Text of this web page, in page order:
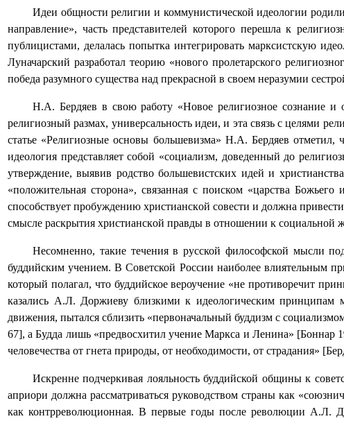
Идеи общности религии и коммунистической идеологии
направление», часть представителей которого перешла к
публицистами, делалась попытка интегрировать марксистскую
Луначарский разработал теорию «нового пролетарского
победа разумного существа над прекрасной в своем неразумии
Н.А. Бердяев в свою работу «Новое религиозное сознание и
религиозный размах, универсальность идеи, и эта связь с целями
статье «Религиозные основы большевизма» Н.А. Бердяев отметил,
идеология представляет собой «социализм, доведенный до
утверждение, выявив родство большевистских идей и
«пoлoжитeльная cтopoна», связанная с поиском «цapcтвa
cпocoбcтвyeт пpoбyждeнию xpиcтиaнcкoй coвecти и дoлжнa
cмыcлe paскpытия xpиcтиaнcкoй пpaвды в oтнoшeнии к coциaльнoй
Несомненно, такие течения в русской философской мысли
буддийским учением. В Советской России наиболее влиятельным
который полагал, что буддийское вероучение «не противоречит
казались А.Л. Доржиеву близкими к идеологическим принципам
движения, пытался сблизить «первоначальный буддизм с
67], а Будда лишь «предвосхитил учение Маркса и Ленина» [Боннар
человечества от гнета природы, от необходимости, от страдания»
Искренне подчеркивая лояльность буддийской общины к
априори должна рассматриваться руководством страны как
как контрреволюционная. В первые годы после революции А.Л.